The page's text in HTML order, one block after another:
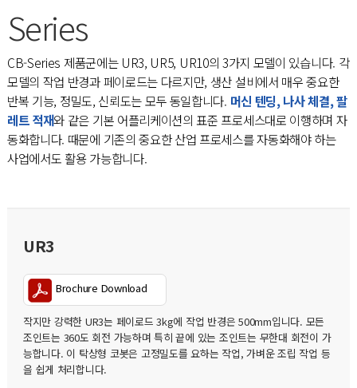
Series
CB-Series 제품군에는 UR3, UR5, UR10의 3가지 모델이 있습니다. 각
모델의 작업 반경과 페이로드는 다르지만, 생산 설비에서 매우 중요한
반복 기능, 정밀도, 신뢰도는 모두 동일합니다. 머신 텐딩, 나사 체결, 팔
레트 적재와 같은 기본 어플리케이션의 표준 프로세스대로 이행하며 자
동화합니다. 때문에 기존의 중요한 산업 프로세스를 자동화해야 하는
사업에서도 활용 가능합니다.
UR3
Brochure Download
작지만 강력한 UR3는 페이로드 3kg에 작업 반경은 500mm입니다. 모든
조인트는 360도 회전 가능하며 특히 끝에 있는 조인트는 무한대 회전이 가
능합니다. 이 탁상형 코봇은 고정밀도를 요하는 작업, 가벼운 조립 작업 등
을 쉽게 처리합니다.